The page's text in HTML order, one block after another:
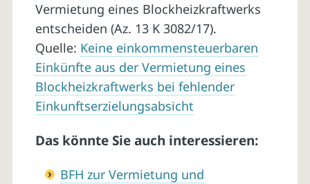
Vermietung eines Blockheizkraftwerks
entscheiden (Az. 13 K 3082/17).
Quelle: Keine einkommensteuerbaren
Einkünfte aus der Vermietung eines
Blockheizkraftwerks bei fehlender
Einkunftserzielungsabsicht
Das könnte Sie auch interessieren:
BFH zur Vermietung und